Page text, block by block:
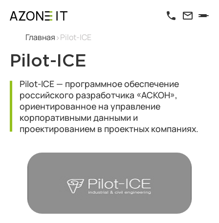
Главная Pilot-ICE
Pilot-ICE
Pilot-ICE — программное обеспечение
российского разработчика «АСКОН»,
ориентированное на управление
корпоративными данными и
проектированием в проектных компаниях.